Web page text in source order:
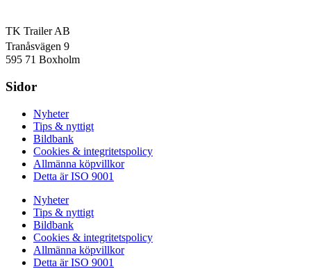
TK Trailer AB
Tranåsvägen 9
595 71 Boxholm
Sidor
Nyheter
Tips & nyttigt
Bildbank
Cookies & integritetspolicy
Allmänna köpvillkor
Detta är ISO 9001
Nyheter
Tips & nyttigt
Bildbank
Cookies & integritetspolicy
Allmänna köpvillkor
Detta är ISO 9001